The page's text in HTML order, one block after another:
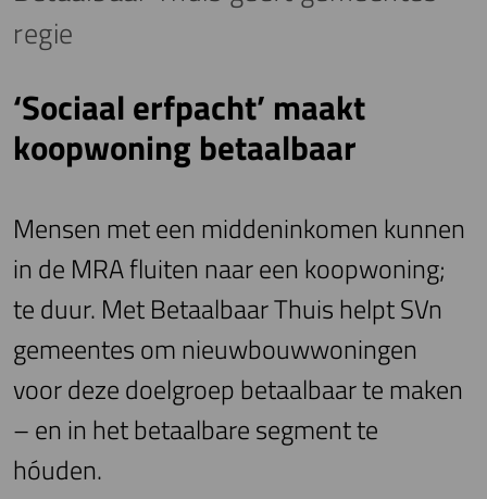
regie
‘Sociaal erfpacht’ maakt
koopwoning betaalbaar
Mensen met een middeninkomen kunnen
in de MRA fluiten naar een koopwoning;
te duur. Met Betaalbaar Thuis helpt SVn
gemeentes om nieuwbouwwoningen
voor deze doelgroep betaalbaar te maken
– en in het betaalbare segment te
hóuden.